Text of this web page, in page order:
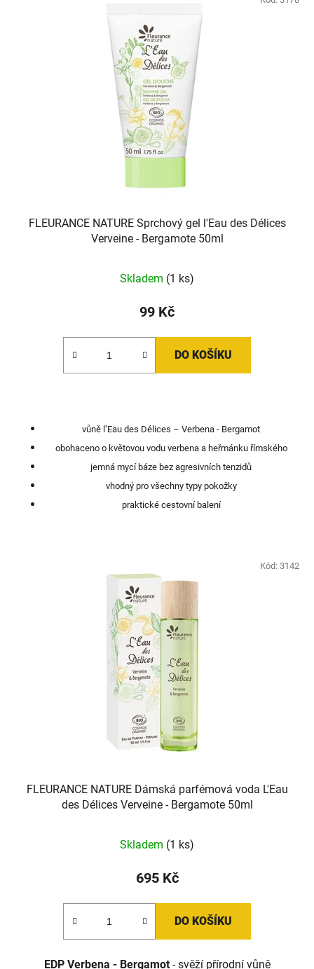
FLEURANCE NATURE Sprchový gel l'Eau des Délices
Verveine - Bergamote 50ml
Skladem (1 ks)
99 Kč
DO KOŠÍKU
vůně l’Eau des Délices – Verbena - Bergamot
obohaceno o květovou vodu verbena a heřmánku římského
jemná mycí báze bez agresivních tenzidů
vhodný pro všechny typy pokožky
praktické cestovní balení
FLEURANCE NATURE Dámská parfémová voda L'Eau
des Délices Verveine - Bergamote 50ml
hodnocení
produktu
hvězdiček.
Skladem (1 ks)
695 Kč
DO KOŠÍKU
EDP Verbena - Bergamot- svěží přírodní vůně
Kód: 3142